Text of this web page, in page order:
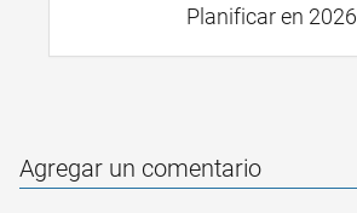
Planificar en 2026
Agregar un comentario